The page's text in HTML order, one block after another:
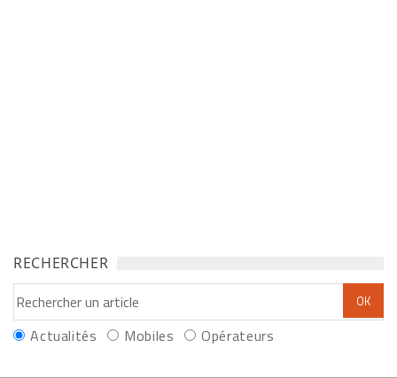
RECHERCHER
Actualités Mobiles Opérateurs